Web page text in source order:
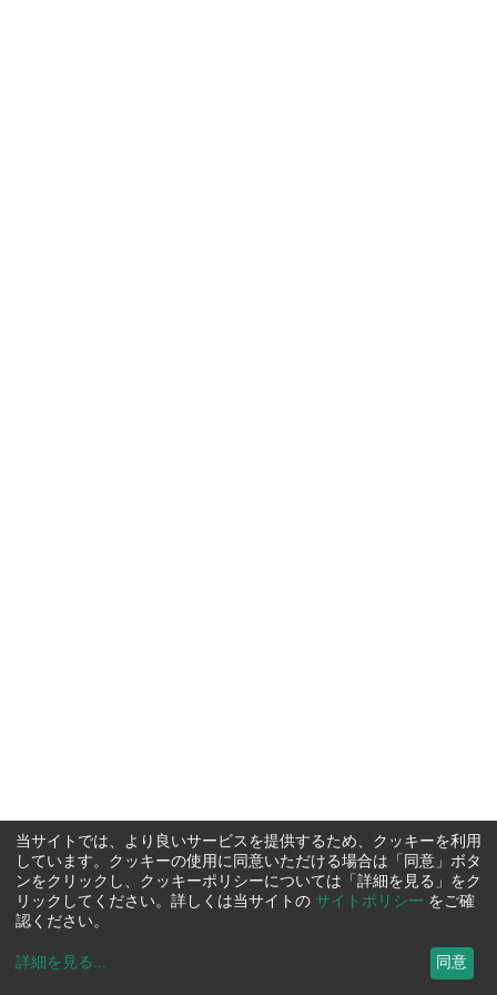
当サイトでは、より良いサービスを提供するため、クッキーを利用
しています。クッキーの使用に同意いただける場合は「同意」ボタ
ンをクリックし、クッキーポリシーについては「詳細を見る」をク
リックしてください。詳しくは当サイトの サイトポリシー をご確
認ください。
詳細を見る ... 同意